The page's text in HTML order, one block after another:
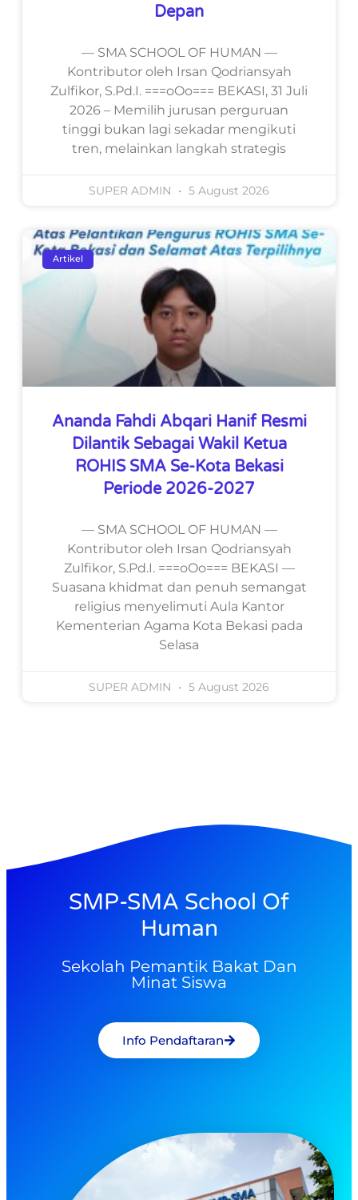
Depan
— SMA SCHOOL OF HUMAN —
Kontributor oleh Irsan Qodriansyah
Zulfikor, S.Pd.I. ===oOo=== BEKASI, 31 Juli
2026 – Memilih jurusan perguruan
tinggi bukan lagi sekadar mengikuti
tren, melainkan langkah strategis
SUPER ADMIN 5 August 2026
Artikel
Ananda Fahdi Abqari Hanif Resmi
Dilantik Sebagai Wakil Ketua
ROHIS SMA Se-Kota Bekasi
Periode 2026-2027
— SMA SCHOOL OF HUMAN —
Kontributor oleh Irsan Qodriansyah
Zulfikor, S.Pd.I. ===oOo=== BEKASI —
Suasana khidmat dan penuh semangat
religius menyelimuti Aula Kantor
Kementerian Agama Kota Bekasi pada
Selasa
SUPER ADMIN 5 August 2026
SMP-SMA School Of
Human
Sekolah Pemantik Bakat Dan
Minat Siswa
Info Pendaftaran